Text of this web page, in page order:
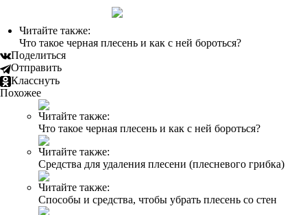
Читайте также:
Что такое черная плесень и как с ней бороться?
Поделиться
Отправить
Класснуть
Похожее
Читайте также:
Что такое черная плесень и как с ней бороться?
Читайте также:
Средства для удаления плесени (плесневого грибка)
Читайте также:
Способы и средства, чтобы убрать плесень со стен